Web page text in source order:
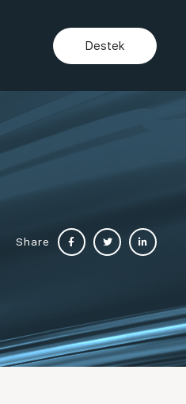
Destek
Share